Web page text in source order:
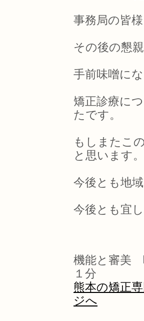
事務局の皆
その後の懇
手前味噌に
矯正診療に
たです。
もしまたこ
と思います。
今後とも地
今後とも宜
機能と審美
１分
熊本の矯正
ジへ